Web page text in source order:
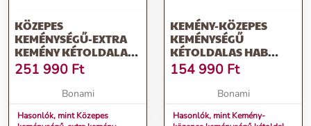
KÖZEPES
KEMÉNYSÉGŰ-EXTRA
KEMÉNY KÉTOLDALAS
HAB MATRAC 180X200
CM PREMIUM BLACK
MULTIZONE – MOONIA
251 990 Ft
Bonami
Hasonlók, mint Közepes
KEMÉNY-KÖZEPES
KEMÉNYSÉGŰ
KÉTOLDALAS HAB
MATRAC 160X200 CM
TANDEM – MATERASSO
154 990 Ft
Bonami
Hasonlók, mint Kemény-